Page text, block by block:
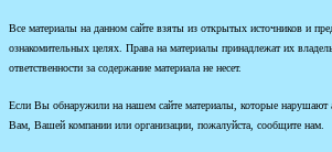
Все материалы на данном сайте взяты из открытых источников и
ознакомительных целях. Права на материалы принадлежат их
ответственности за содержание материала не несет.
Если Вы обнаружили на нашем сайте материалы, которые нарушают
Вам, Вашей компании или организации, пожалуйста, сообщите нам.